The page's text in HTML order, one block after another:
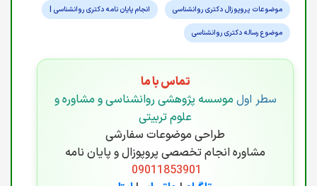
موضوعات پروپوزال دکتری روانشناسی انجام پایان نامه دکتری روانشناسی |
موضوع رساله دکتری روانشناسی
تماس با ما
سطر اول موسسه پژوهشی روانشناسی و مشاوره و
علوم تربیتی
طراحی موضوعات سفارشی
مشاوره انجام تخصصی پروپوزال و پایان نامه
09011853901